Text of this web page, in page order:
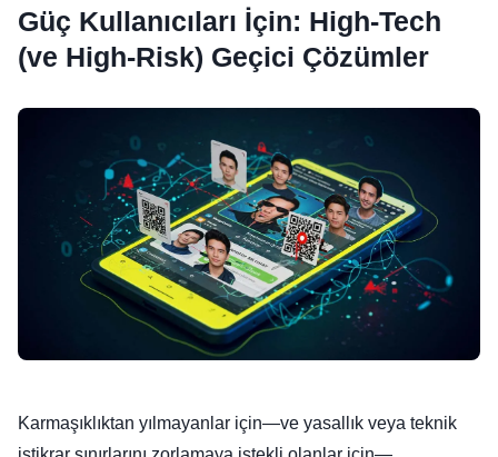
Güç Kullanıcıları İçin: High-Tech
(ve High-Risk) Geçici Çözümler
Karmaşıklıktan yılmayanlar için—ve yasallık veya teknik